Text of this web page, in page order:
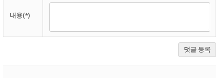
내용(*)
댓글 등록